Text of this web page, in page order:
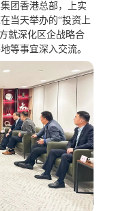
团香港总部，上实
当天举办的“投资上
就深化区企战略合
等事宜深入交流。